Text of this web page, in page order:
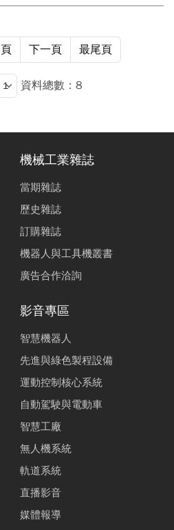
本文綜述封裝領域中紅外、多波
臺灣產業機會。結果顯示，多模
量測將成為封裝可靠度驗證的核
下一頁 最尾頁
資料總數：8
機械工業雜誌
當期雜誌
歷史雜誌
訂購雜誌
機器人與工具機叢書
廣告合作洽詢
影音專區
智慧機器人
先進與綠色製程設備
運動控制核心系統
自動駕駛與電動車
智慧工廠
無人機系統
軌道系統
直播影音
媒體報導